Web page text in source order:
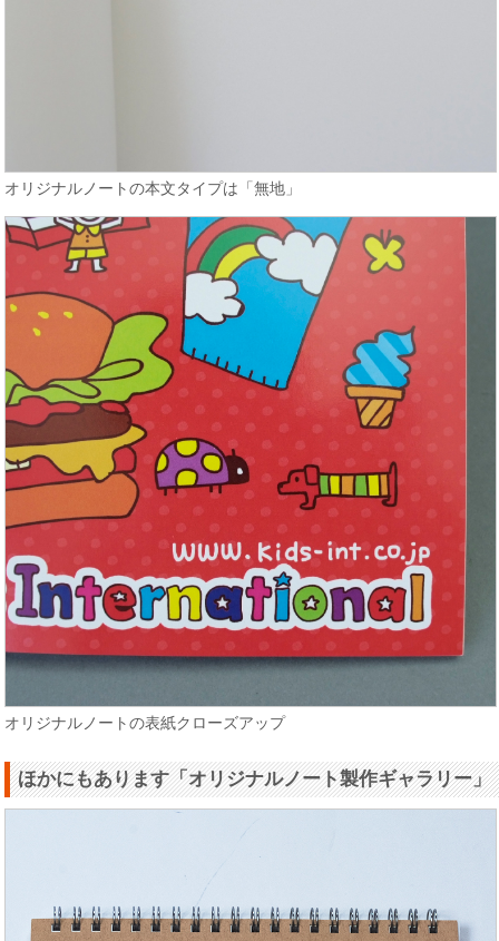
オリジナルノートの本文タイプは「無地」
オリジナルノートの表紙クローズアップ
ほかにもあります「オリジナルノート製作ギャラリー」